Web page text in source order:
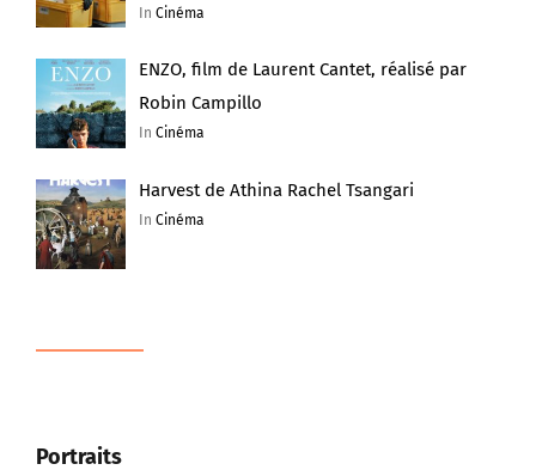
InCinéma
ENZO, film de Laurent Cantet, réalisé par
Robin Campillo
InCinéma
Harvest de Athina Rachel Tsangari
InCinéma
Portraits